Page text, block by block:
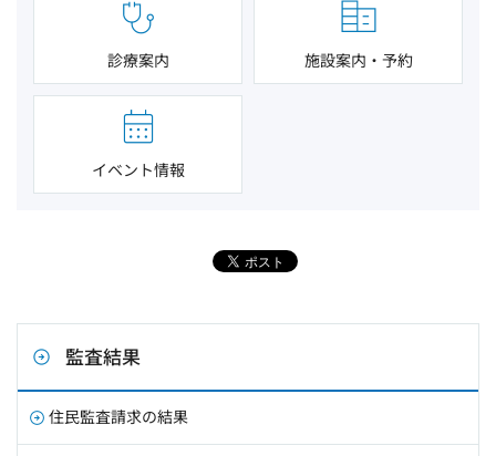
診療案内 施設案内・予約
イベント情報
監査結果
住民監査請求の結果